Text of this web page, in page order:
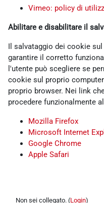
Vimeo: policy di
Abilitare e disabilitare il
Il salvataggio dei cookie
garantire il corretto
l'utente può scegliere se
cookie sul proprio
proprio browser. Nei link
procedere funzionalmente
Mozilla Firefox
Microsoft Internet
Google Chrome
Apple Safari
Non sei collegato. (Login)